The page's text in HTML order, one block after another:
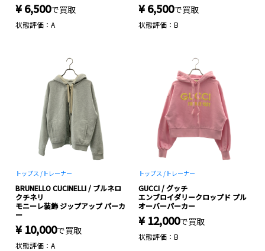
¥ 6,500で買取
状態評価：A
¥ 6,500で買取
状態評価：B
トップス / トレーナー
BRUNELLO CUCINELLI / ブルネロ
クチネリ
モニーレ装飾 ジップアップ パーカ
ー
¥ 10,000で買取
状態評価：A
トップス / トレーナー
GUCCI / グッチ
エンブロイダリークロップド プル
オーバーパーカー
¥ 12,000で買取
状態評価：B